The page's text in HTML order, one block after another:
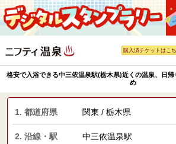
購入済チケットはこ
格安で入浴できる中三依温泉駅(栃木県)近くの温泉、日
め
1. 都道府県 関東 / 栃木県
2. 沿線・駅 中三依温泉駅